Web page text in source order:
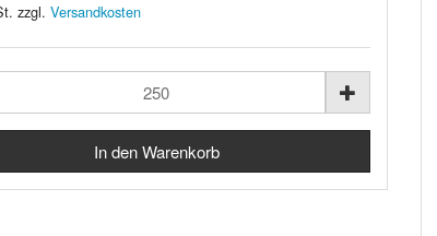
zzgl. Versandkosten